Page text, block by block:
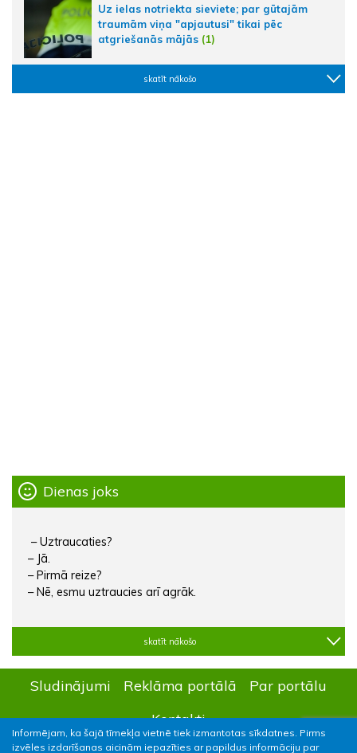
Informējam, ka šajā tīmekļa vietnē tiek izmantotas sīkdatnes. Pirms
izvēles izdarīšanas aicinām iepazīties ar papildus informāciju par
Uz ielas notriekta sieviete; par gūtajām
traumām viņa "apjautusi" tikai pēc
atgriešanās mājās (1)
skatīt nākošo
Dienas joks
– Uztraucaties?
– Jā.
– Pirmā reize?
– Nē, esmu uztraucies arī agrāk.
skatīt nākošo
Sludinājumi Reklāma portālā
Par portālu
Kontakti